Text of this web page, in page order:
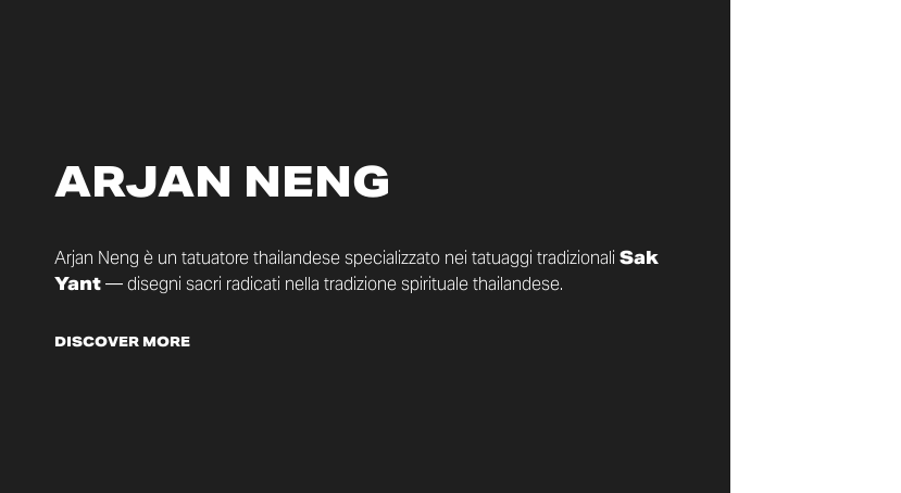
ARJAN NENG
Arjan Neng è un tatuatore thailandese specializzato nei tatuaggi tradizionali Sak
Yant— disegni sacri radicati nella tradizione spirituale thailandese.
DISCOVER MORE